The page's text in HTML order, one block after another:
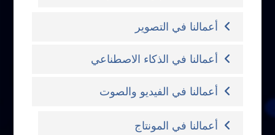
أعمالنا في التصوير
أعمالنا في الذكاء الاصطناعي
أعمالنا في الفيديو والصوت
أعمالنا في المونتاج